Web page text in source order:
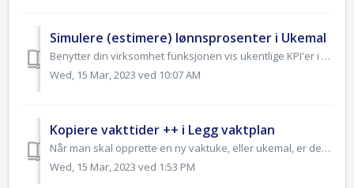
Simulere (estimere) lønnsprosenter i Ukemal
Benytter din virksomhet funksjonen vis ukentlige KPI'er i Legg vaktplan (Lønnsprosent estimater), vil man også kunne kalkulere lønnsprosenter når ukemal...
Wed, 15 Mar, 2023 ved 10:07 AM
Kopiere vakttider ++ i Legg vaktplan
Når man skal opprette en ny vaktuke, eller ukemal, er det ofte mange like vakttider med eller uten aktivitet og evt. kommentar til vakten. Ønsker du å k...
Wed, 15 Mar, 2023 ved 1:53 PM